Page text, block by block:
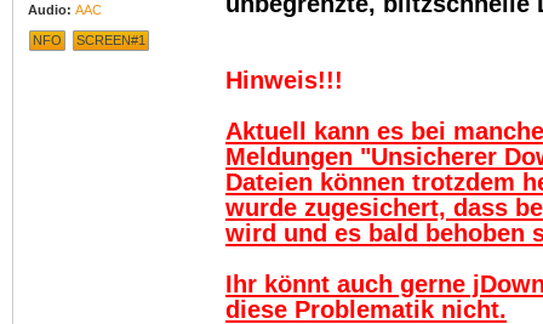
Audio: AAC
NFO SCREEN#1
Hinweis!!!
Aktuell kann es bei
Meldungen "Unsicherer
Dateien können trotzdem
wurde zugesichert, dass
wird und es bald behoben
Ihr könnt auch gerne
diese Problematik nicht.